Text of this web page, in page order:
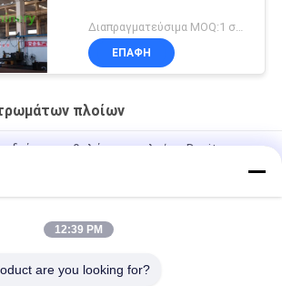
ΕΠΑΦΉ
πλοίων
διάσωσης θαλάσσιων πλοίων Davit
ένα χέρι για σωσίβιες και σωσίβιες
12:39 PM
are you looking for?